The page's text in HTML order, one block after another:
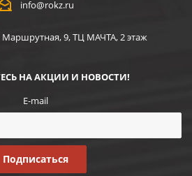
info@rokz.ru
Маршрутная, 9, ТЦ МАЧТА, 2 этаж
НА АКЦИИ И НОВОСТИ!
E-mail